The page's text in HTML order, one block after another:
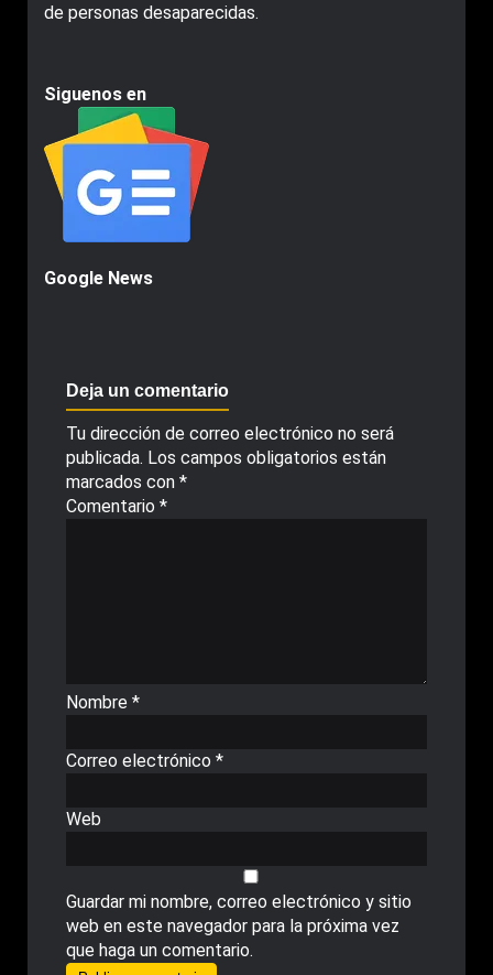
de personas desaparecidas.
Siguenos en
Google News
Deja un comentario
Tu dirección de correo electrónico no será
publicada. Los campos obligatorios están
marcados con *
Comentario *
Nombre *
Correo electrónico *
Web
Guardar mi nombre, correo electrónico y sitio
web en este navegador para la próxima vez
que haga un comentario.